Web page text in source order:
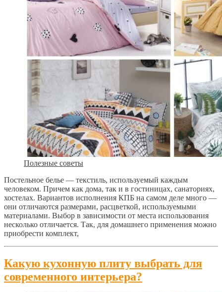
Полезные советы
Постельное белье — текстиль, используемый каждым
человеком. Причем как дома, так и в гостиницах, санаториях,
хостелах. Вариантов исполнения КПБ на самом деле много —
они отличаются размерами, расцветкой, используемыми
материалами. Выбор в зависимости от места использования
несколько отличается. Так, для домашнего применения можно
приобрести комплект,
Какую кухонную плиту выбрать для
современного интерьера?